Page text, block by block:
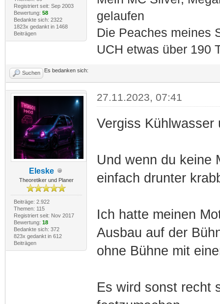
Registriert seit: Sep 2003
Bewertung: 58
Bedankte sich: 2322
1823x gedankt in 1468
Beiträgen
gelaufen
Die Peaches meines
UCH etwas über 190
Suchen Es bedanken sich:
Eleske
Theoretiker und Planer
Beiträge: 2.922
Themen: 115
Registriert seit: Nov 2017
Bewertung: 18
Bedankte sich: 372
823x gedankt in 612
Beiträgen
27.11.2023, 07:41
Vergiss
Und wenn du keine
einfach drunter
Ich hatte meinen
Ausbau auf der
ohne Bühne mit
Es wird sonst recht